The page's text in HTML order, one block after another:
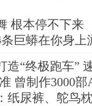
根本停不下来
巨蟒在你身上
造“终极跑车”
曾制作3000部
纸尿裤、鸵鸟